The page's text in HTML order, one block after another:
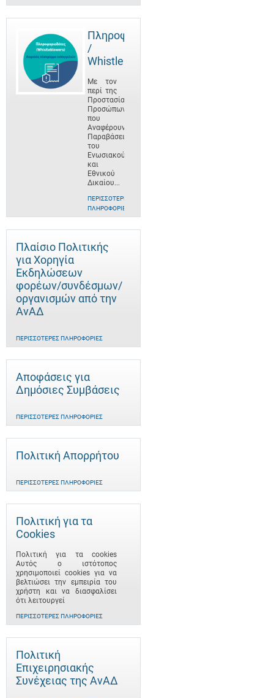
Πληροφοριοδότες
/
Whistleblowers
Με τον
περί της
Προστασίας
Προσώπων
που
Αναφέρουν
Παραβάσεις
του
Ενωσιακού
και
Εθνικού
Δικαίου...
ΠΕΡΙΣΣΌΤΕΡΕΣ
ΠΛΗΡΟΦΟΡΊΕΣ
Πλαίσιο Πολιτικής
για Χορηγία
Εκδηλώσεων
φορέων/συνδέσμων/
οργανισμών από την
ΑνΑΔ
ΠΕΡΙΣΣΌΤΕΡΕΣ ΠΛΗΡΟΦΟΡΊΕΣ
Αποφάσεις για
Δημόσιες Συμβάσεις
ΠΕΡΙΣΣΌΤΕΡΕΣ ΠΛΗΡΟΦΟΡΊΕΣ
Πολιτική Απορρήτου
ΠΕΡΙΣΣΌΤΕΡΕΣ ΠΛΗΡΟΦΟΡΊΕΣ
Πολιτική για τα
Cookies
Πολιτική για τα cookies
Αυτός ο ιστότοπος
χρησιμοποιεί cookies για να
βελτιώσει την εμπειρία του
χρήστη και να διασφαλίσει
ότι λειτουργεί
ΠΕΡΙΣΣΌΤΕΡΕΣ ΠΛΗΡΟΦΟΡΊΕΣ
Πολιτική
Επιχειρησιακής
Συνέχειας της ΑνΑΔ